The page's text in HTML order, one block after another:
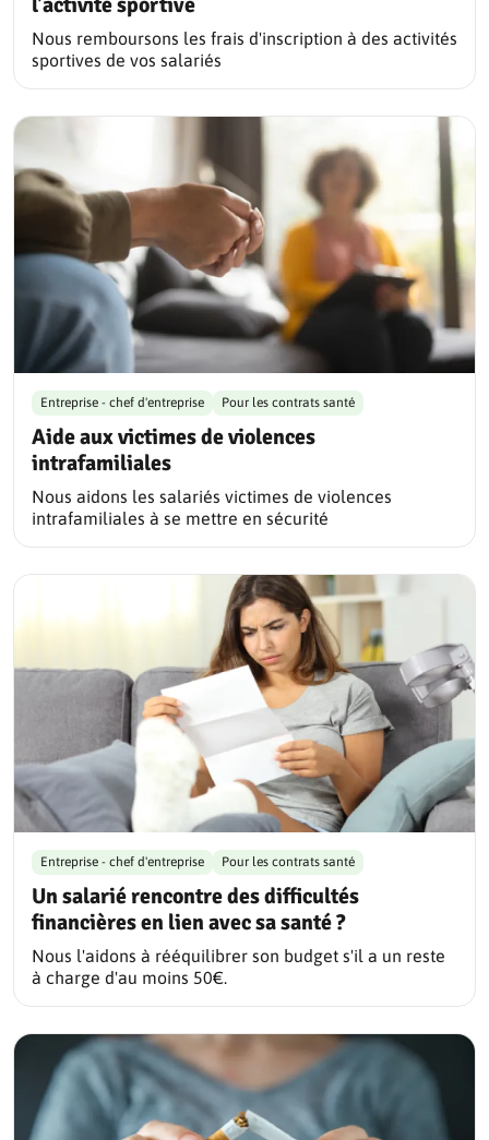
Nous remboursons les frais d'inscription à des activités
sportives de vos salariés
Aide aux victimes de violences
intrafamiliales
Entreprise - chef d'entreprise Pour les contrats santé
Nous aidons les salariés victimes de violences
intrafamiliales à se mettre en sécurité
Un salarié rencontre des difficultés
financières en lien avec sa santé ?
Entreprise - chef d'entreprise Pour les contrats santé
Nous l'aidons à rééquilibrer son budget s'il a un reste
à charge d'au moins 50€.